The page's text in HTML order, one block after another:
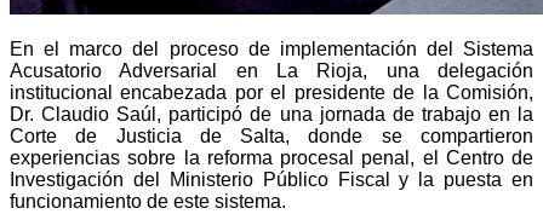
En el marco del proceso de implementación del Sistema
Acusatorio Adversarial en La Rioja, una delegación
institucional encabezada por el presidente de la Comisión,
Dr. Claudio Saúl, participó de una jornada de trabajo en la
Corte de Justicia de Salta, donde se compartieron
experiencias sobre la reforma procesal penal, el Centro de
Investigación del Ministerio Público Fiscal y la puesta en
funcionamiento de este sistema.